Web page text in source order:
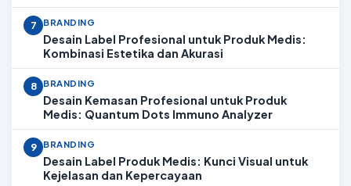
7 BRANDING
Desain Label Profesional untuk Produk Medis:
Kombinasi Estetika dan Akurasi
8 BRANDING
Desain Kemasan Profesional untuk Produk
Medis: Quantum Dots Immuno Analyzer
9 BRANDING
Desain Label Produk Medis: Kunci Visual untuk
Kejelasan dan Kepercayaan